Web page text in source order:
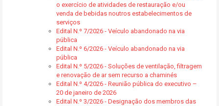
o exercício de atividades de restauração e/ou
venda de bebidas noutros estabelecimentos de
serviços
Edital N.º 7/2026 - Veículo abandonado na via
pública
Edital N.º 6/2026 - Veículo abandonado na via
pública
Edital N.º 5/2026 - Soluções de ventilação, filtragem
e renovação de ar sem recurso a chaminés
Edital N.º 4/2026 - Reunião pública do executivo –
20 de janeiro de 2026
Edital N.º 3/2026 - Designação dos membros das